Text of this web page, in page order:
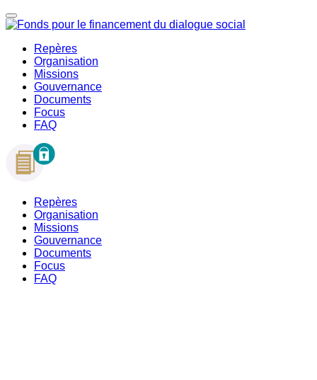
Repères
Organisation
Missions
Gouvernance
Documents
Focus
FAQ
Repères
Organisation
Missions
Gouvernance
Documents
Focus
FAQ